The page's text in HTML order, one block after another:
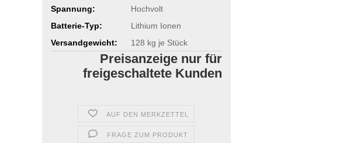
Spannung:
Hochvolt
Batterie-Typ:
Lithium Ionen
Versandgewicht:
128 kg je Stück
Preisanzeige nur für
freigeschaltete Kunden
AUF DEN MERKZETTEL
FRAGE ZUM PRODUKT